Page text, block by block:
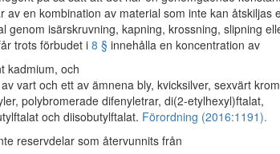
av en kombination av material som inte kan åtskiljas
genom isärskruvning, kapning, krossning, slipning
trots förbudet i8 § innehålla en koncentration av
kadmium, och
vart och ett av ämnena bly, kvicksilver, sexvärt
polybromerade difenyletrar, di(2-etylhexyl)ftalat,
och diisobutylftalat. Förordning (2016:1191).
reservdelar som återvunnits från